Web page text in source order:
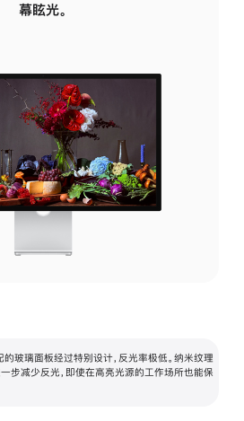
幕眩光。
的玻璃面板经过特别设计，反光率极低。纳米纹理
步减少反光，即使在高亮光源的工作场所也能保